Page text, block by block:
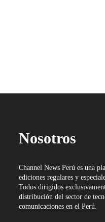
Nosotros
Channel News Perú es una
ediciones regulares y
Todos dirigidos
distribución del sector de
comunicaciones en el Perú.